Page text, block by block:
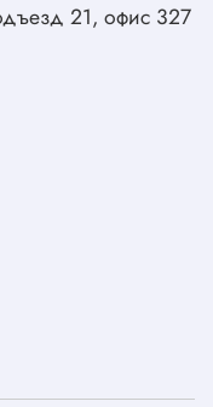
21, офис 327